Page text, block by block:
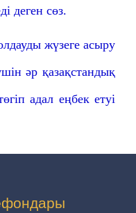
деген сөз.
жүзеге асыру
әр қазақстандық
адал еңбек етуі